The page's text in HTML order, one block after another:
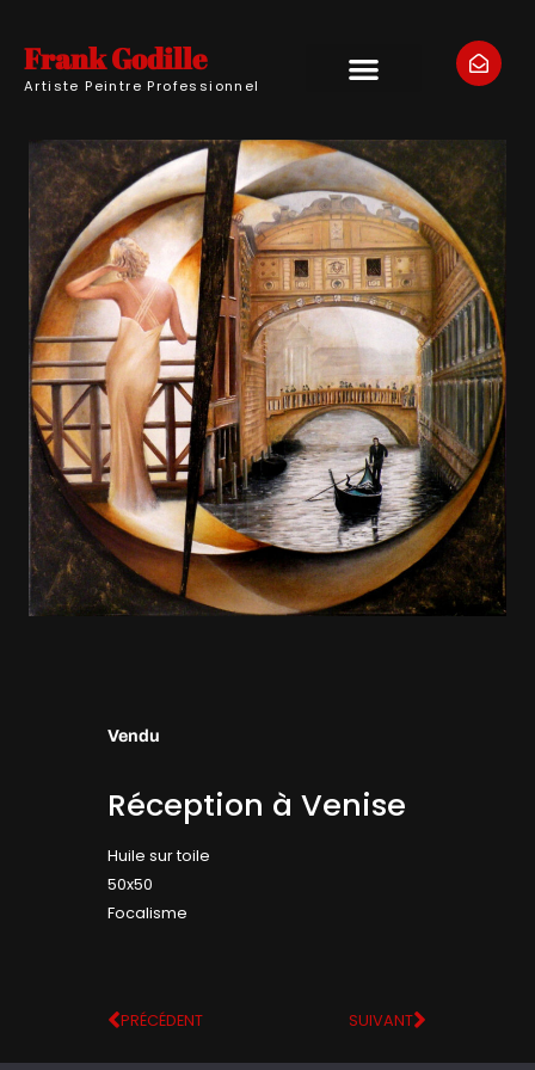
Frank Godille
Artiste Peintre Professionnel
Vendu
Réception à Venise
Huile sur toile
50x50
Focalisme
PRÉCÉDENT SUIVANT